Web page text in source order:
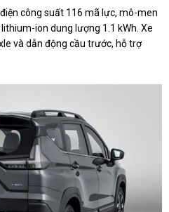
công suất 116 mã lực, mô-men
ion dung lượng 1.1 kWh. Xe
và dẫn động cầu trước, hỗ trợ